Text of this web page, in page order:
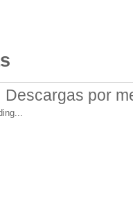
Descargas por